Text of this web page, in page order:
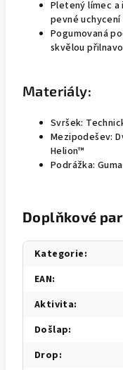
Pletený límec a
pevné uchycení
Pogumovaná
skvělou
Materiály:
Svršek:
Mezipodešev:
Helion™
Podrážka: Guma
Doplňkové
Kategorie:
EAN:
Aktivita:
Došlap:
Drop: